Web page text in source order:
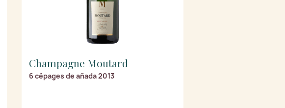
Champagne Moutard
6 cépages de añada 2013